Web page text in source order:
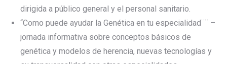
dirigida a público general y el personal sanitario.
“Como puede ayudar la Genética en tu especialidad¨¨ –
jornada informativa sobre conceptos básicos de
genética y modelos de herencia, nuevas tecnologías y